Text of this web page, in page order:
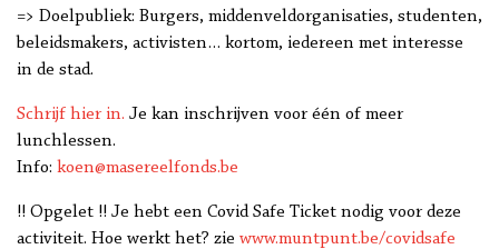
=> Doelpubliek: Burgers, middenveldorganisaties, studenten,
beleidsmakers, activisten… kortom, iedereen met interesse
in de stad.
Schrijf hier in. Je kan inschrijven voor één of meer
lunchlessen.
Info: koen@masereelfonds.be
!! Opgelet !! Je hebt een Covid Safe Ticket nodig voor deze
activiteit. Hoe werkt het? zie www.muntpunt.be/covidsafe